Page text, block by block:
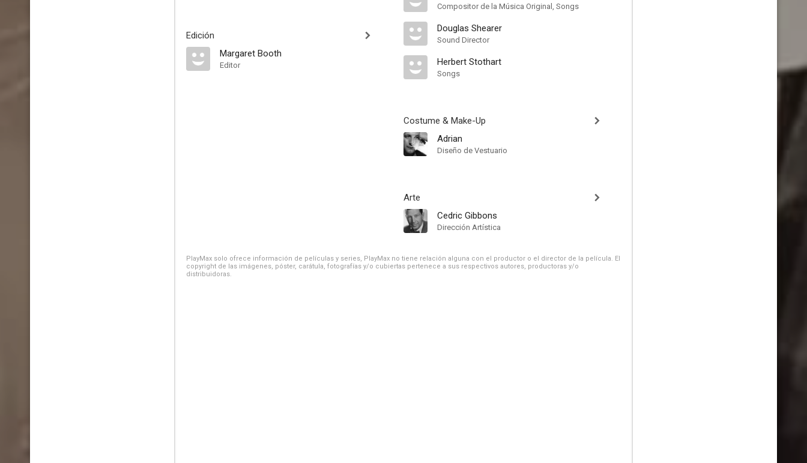
Edición
Margaret Booth
Editor
Compositor de la Música Original, Songs
Douglas Shearer
Sound Director
Herbert Stothart
Songs
Costume & Make-Up
Adrian
Diseño de Vestuario
Arte
Cedric Gibbons
Dirección Artística
PlayMax solo ofrece información de películas y series, PlayMax no tiene relación alguna con el productor o el director de la película. El
copyright de las imágenes, póster, carátula, fotografías y/o cubiertas pertenece a sus respectivos autores, productoras y/o
distribuidoras.